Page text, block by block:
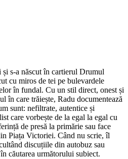
s-a născut în cartierul Drumul
cu miros de tei pe bulevardele
în fundal. Cu un stil direct, onest și
în care trăiește, Radu documentează
sunt: nefiltrate, autentice și
care vorbește de la egal la egal cu
de presă la primărie sau face
Piața Victoriei. Când nu scrie, îl
discuțiile din autobuz sau
căutarea următorului subiect.